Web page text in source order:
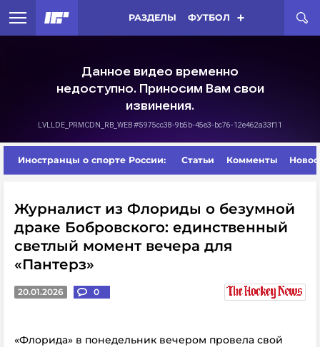
РАЗДЕЛЫ ФУТБОЛ
Иностранцы о спорте России: Статьи Комменты
Журналист из Флориды о безумной
драке Бобровского: единственный
светлый момент вечера для
«Пантерз»
20.01.2026 0
«Флорида» в понедельник вечером провела свой